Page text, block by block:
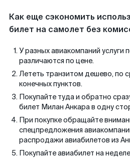
Как еще сэкономить
билет на самолет без
У разных авиакомпаний услуги
различаются по цене.
Лететь транзитом дешево, по
конечных пунктов.
Покупайте туда и обратно
билет Милан Анкара в одну
При покупке обращайте
спецпредложения
распродажи авиабилетов из
Покупайте авиабилет на